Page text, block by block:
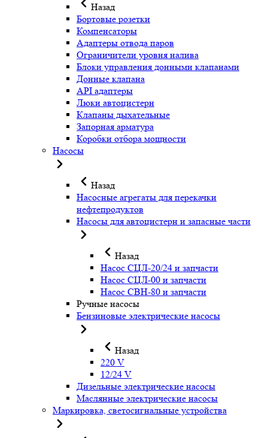
Назад
Бортовые розетки
Компенсаторы
Адаптеры отвода паров
Ограничители уровня налива
Блоки управления донными клапанами
Донные клапана
API адаптеры
Люки автоцистерн
Клапаны дыхательные
Запорная арматура
Коробки отбора мощности
Насосы
Назад
Насосные агрегаты для перекачки
нефтепродуктов
Насосы для автоцистерн и запасные части
Назад
Насос СЦЛ-20/24 и запчасти
Насос СЦЛ-00 и запчасти
Насос СВН-80 и запчасти
Ручные насосы
Бензиновые электрические насосы
Назад
220 V
12/24 V
Дизельные электрические насосы
Маслянные электрические насосы
Маркировка, светосигнальные устройства